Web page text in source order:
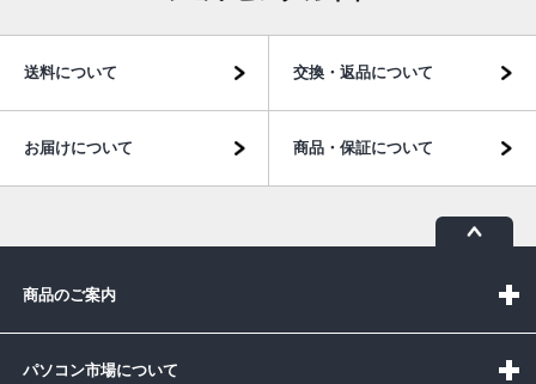
送料について 交換・返品について
お届けについて 商品・保証について
商品のご案内
パソコン市場について